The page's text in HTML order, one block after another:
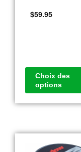
$59.95
Choix des
options